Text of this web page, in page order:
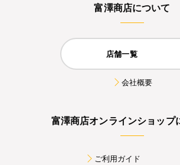
富澤商店について
店舗一覧
会社概要
富澤商店オンラインショップ
ご利用ガイド